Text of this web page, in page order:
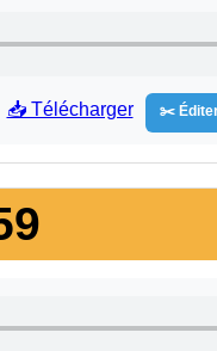
📥 Télécharger ✂️